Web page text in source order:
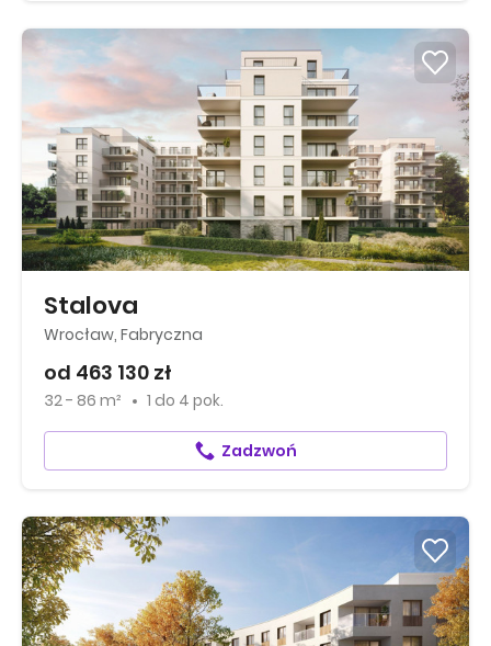
Stalova
Wrocław, Fabryczna
od 463 130 zł
32 - 86 m² 1 do 4 pok.
Zadzwoń